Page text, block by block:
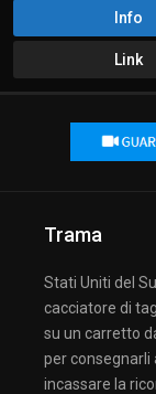
Info
Link
Trama
Stati Uniti del
cacciatore di
su un carretto
per consegnarli
incassare la